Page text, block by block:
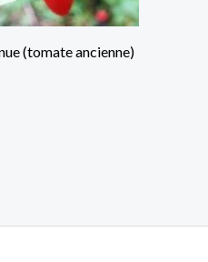
(tomate ancienne)